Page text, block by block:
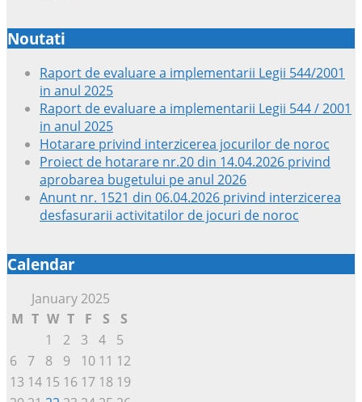
Noutati
Raport de evaluare a implementarii Legii 544/2001
in anul 2025
Raport de evaluare a implementarii Legii 544 / 2001
in anul 2025
Hotarare privind interzicerea jocurilor de noroc
Proiect de hotarare nr.20 din 14.04.2026 privind
aprobarea bugetului pe anul 2026
Anunt nr. 1521 din 06.04.2026 privind interzicerea
desfasurarii activitatilor de jocuri de noroc
Calendar
January 2025
M T W T F S
S
1
2 3 4
5
6
7 8 9 10 11 12
13 14 15 16 17 18 19